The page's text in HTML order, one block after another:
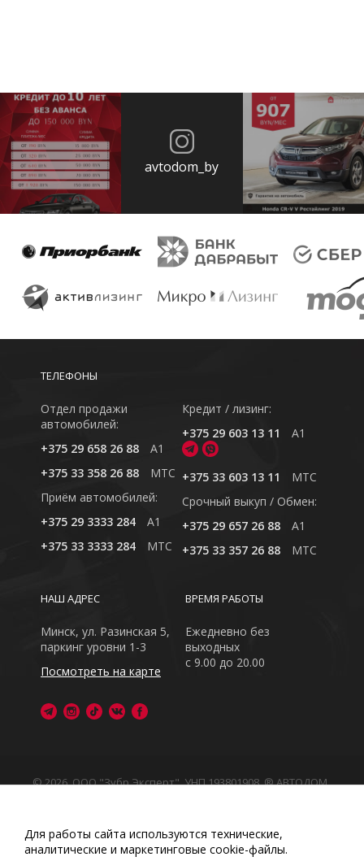
avtodom_by
ТЕЛЕФОНЫ
Отдел продажи
автомобилей:
+375 29 658 26 88
A1
+375 33 358 26 88
MTC
Приём автомобилей:
+375 29 3333 284
A1
+375 33 3333 284
MTC
Кредит / лизинг:
+375 29 603 13 11
A1
+375 33 603 13 11
MTC
Cрочный выкуп / Обмен:
+375 29 657 26 88
A1
+375 33 357 26 88
MTC
ВРЕМЯ РАБОТЫ
Ежедневно без
выходных
с 9.00 до 20.00
НАШ АДРЕС
Минск, ул. Разинская 5,
паркинг уровни 1-3
Посмотреть на карте
© 2026, ООО "Зубр Эксперт", УНП 193801908. ® АВТОДОМ
Обращаем Ваше внимание на то, что данный интернет-
сайт носит исключительно информационный характер
Любое использование либо копирование материалов
Для работы сайта используются технические,
аналитические и маркетинговые сооkіе-файлы.